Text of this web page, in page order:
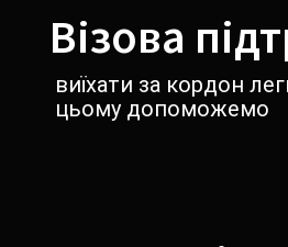
содержимомуВізова
виїхати за кордон
цьому допоможемо